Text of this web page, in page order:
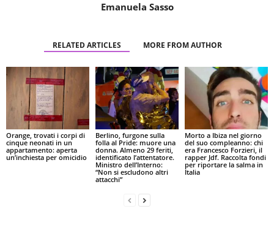
Emanuela Sasso
RELATED ARTICLES MORE FROM AUTHOR
Orange, trovati i corpi di
cinque neonati in un
appartamento: aperta
un’inchiesta per omicidio
Berlino, furgone sulla
folla al Pride: muore una
donna. Almeno 29 feriti,
identificato l’attentatore.
Ministro dell’Interno:
“Non si escludono altri
attacchi”
Morto a Ibiza nel giorno
del suo compleanno: chi
era Francesco Forzieri, il
rapper Jdf. Raccolta fondi
per riportare la salma in
Italia